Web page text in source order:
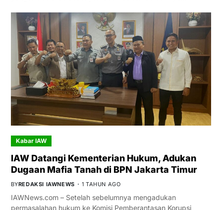
Kabar IAW
IAW Datangi Kementerian Hukum, Adukan
Dugaan Mafia Tanah di BPN Jakarta Timur
BYREDAKSI IAWNEWS 1 TAHUN AGO
IAWNews.com – Setelah sebelumnya mengadukan
permasalahan hukum ke Komisi Pemberantasan Korupsi